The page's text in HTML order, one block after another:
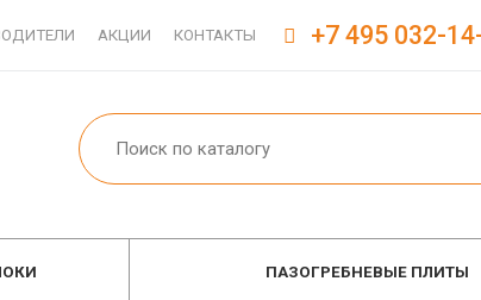
АКЦИИ КОНТАКТЫ +7 495 032-
ПАЗОГРЕБНЕВЫЕ ПЛИТЫ